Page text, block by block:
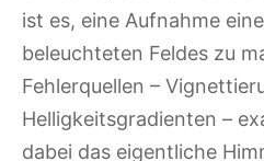
ist es, eine Aufnahme
beleuchteten Feldes zu
Fehlerquellen –
Helligkeitsgradienten –
dabei das eigentliche